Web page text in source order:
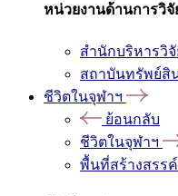
หน่วยงานด้านการวิจั
สำนักบริหารวิจั
สถาบันทรัพย์สิ
ชีวิตในจุฬาฯ
ย้อนกลับ
ชีวิตในจุฬาฯ
พื้นที่สร้างสรรค์